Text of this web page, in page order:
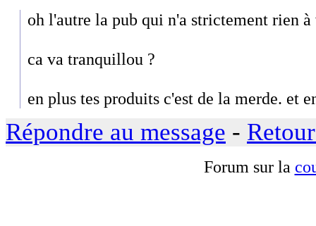
oh l'autre la pub qui n'a strictement rien
ca va tranquillou ?
en plus tes produits c'est de la merde. et
Répondre au message -
Forum sur la